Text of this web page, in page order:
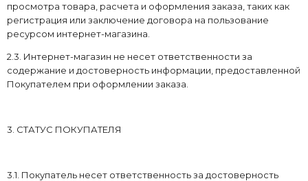
просмотра товара, расчета и оформления заказа, таких как
регистрация или заключение договора на пользование
ресурсом интернет-магазина.
2.3. Интернет-магазин не несет ответственности за
содержание и достоверность информации, предоставленной
Покупателем при оформлении заказа.
3. СТАТУС ПОКУПАТЕЛЯ
3.1. Покупатель несет ответственность за достоверность